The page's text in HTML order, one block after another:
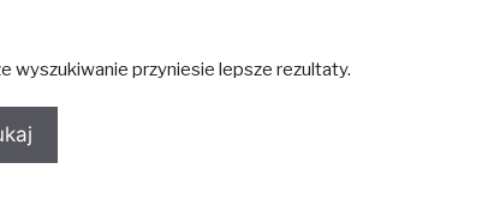
wyszukiwanie przyniesie lepsze rezultaty.